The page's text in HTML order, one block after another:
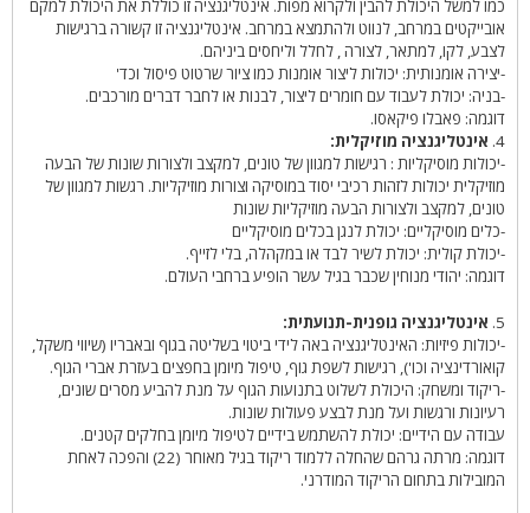
כמו למשל היכולת להבין ולקרוא מפות. אינטליגנציה זו כוללת את היכולת למקם
אובייקטים במרחב, לנווט ולהתמצא במרחב. אינטליגנציה זו קשורה ברגישות
לצבע, לקו, למתאר, לצורה , לחלל וליחסים ביניהם.
-יצירה אומנותית: יכולות ליצור אומנות כמו ציור שרטוט פיסול וכד'
-בניה: יכולת לעבוד עם חומרים ליצור, לבנות או לחבר דברים מורכבים.
דוגמה: פאבלו פיקאסו.
4. אינטליגנציה מוזיקלית:
-יכולות מוסיקליות : רגישות למגוון של טונים, למקצב ולצורות שונות של הבעה
מוזיקלית יכולות לזהות רכיבי יסוד במוסיקה וצורות מוזיקליות. רגשות למגוון של
טונים, למקצב ולצורות הבעה מוזיקליות שונות
-כלים מוסיקליים: יכולת לנגן בכלים מוסיקליים
-יכולת קולית: יכולת לשיר לבד או במקהלה, בלי לזייף.
דוגמה: יהודי מנוחין שכבר בגיל עשר הופיע ברחבי העולם.
5. אינטליגנציה גופנית-תנועתית:
-יכולות פיזיות: האינטליגנציה באה לידי ביטוי בשליטה בגוף ובאבריו (שיווי משקל,
קואורדינציה וכו'), רגישות לשפת גוף, טיפול מיומן בחפצים בעזרת אברי הגוף.
-ריקוד ומשחק: היכולת לשלוט בתנועות הגוף על מנת להביע מסרים שונים,
רעיונות ורגשות ועל מנת לבצע פעולות שונות.
עבודה עם הידיים: יכולת להשתמש בידיים לטיפול מיומן בחלקים קטנים.
דוגמה: מרתה גרהם שהחלה ללמוד ריקוד בגיל מאוחר (22) והפכה לאחת
המובילות בתחום הריקוד המודרני.